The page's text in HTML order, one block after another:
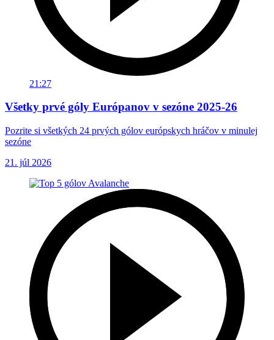
21:27
Všetky prvé góly Európanov v sezóne 2025-26
Pozrite si všetkých 24 prvých gólov európskych hráčov v minulej
sezóne
21. júl 2026